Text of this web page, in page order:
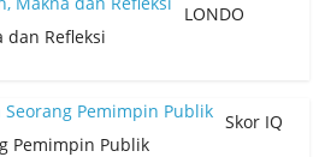
LONDO
dan Refleksi
Skor IQ
Pemimpin Publik